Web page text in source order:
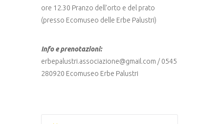
ore 12.30 Pranzo dell’orto e del prato
(presso Ecomuseo delle Erbe Palustri)
Info e prenotazioni:
erbepalustri.associazione@gmail.com / 0545
280920 Ecomuseo Erbe Palustri